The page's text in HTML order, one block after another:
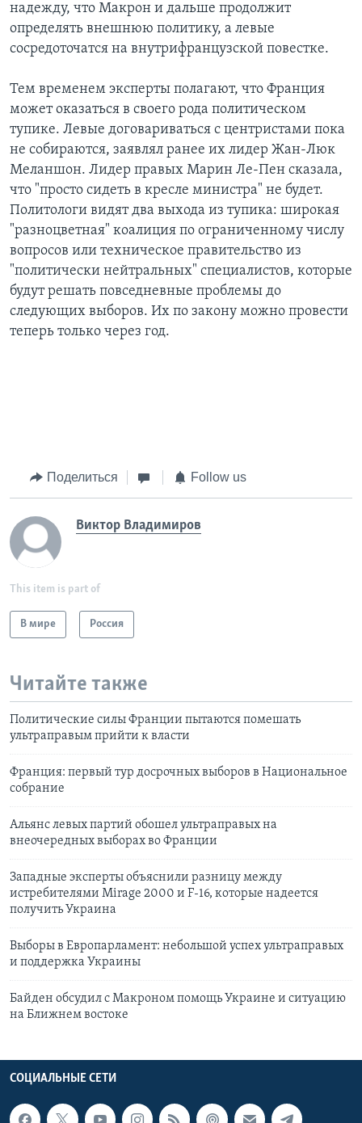
надежду, что Макрон и дальше продолжит
определять внешнюю политику, а левые
сосредоточатся на внутрифранцузской повестке.
Тем временем эксперты полагают, что Франция
может оказаться в своего рода политическом
тупике. Левые договариваться с центристами пока
не собираются, заявлял ранее их лидер Жан-Люк
Меланшон. Лидер правых Марин Ле-Пен сказала,
что "просто сидеть в кресле министра" не будет.
Политологи видят два выхода из тупика: широкая
"разноцветная" коалиция по ограниченному числу
вопросов или техническое правительство из
"политически нейтральных" специалистов, которые
будут решать повседневные проблемы до
следующих выборов. Их по закону можно провести
теперь только через год.
Поделиться Follow us
Виктор Владимиров
This item is part of
В мире Россия
Читайте также
Политические силы Франции пытаются помешать
ультраправым прийти к власти
Франция: первый тур досрочных выборов в Национальное
собрание
Альянс левых партий обошел ультраправых на
внеочередных выборах во Франции
Западные эксперты объяснили разницу между
истребителями Mirage 2000 и F-16, которые надеется
получить Украина
Выборы в Европарламент: небольшой успех ультраправых
и поддержка Украины
Байден обсудил с Макроном помощь Украине и ситуацию
на Ближнем востоке
СОЦИАЛЬНЫЕ СЕТИ